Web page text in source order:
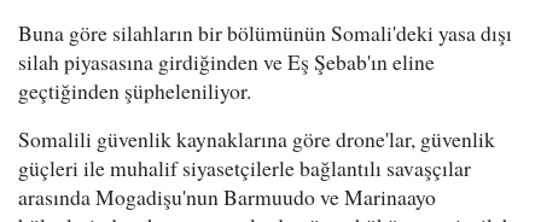
Buna göre silahların bir bölümünün Somali'deki yasa dışı
silah piyasasına girdiğinden ve Eş Şebab'ın eline
geçtiğinden şüpheleniliyor.
Somalili güvenlik kaynaklarına göre drone'lar, güvenlik
güçleri ile muhalif siyasetçilerle bağlantılı savaşçılar
arasında Mogadişu'nun Barmuudo ve Marinaayo